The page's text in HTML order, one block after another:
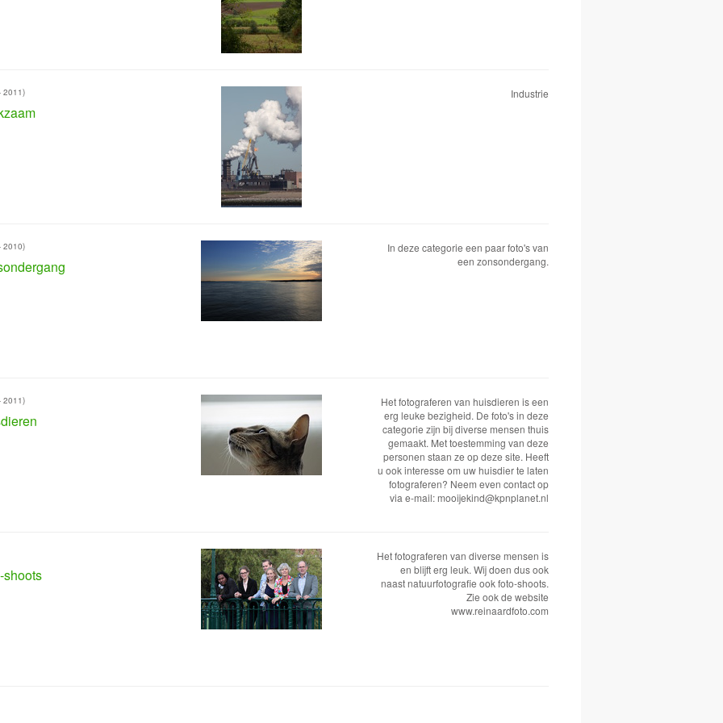
2011) Industrie
2010)
In deze categorie een paar foto's van
een zonsondergang.
2011)
Het fotograferen van huisdieren is een
erg leuke bezigheid. De foto's in deze
categorie zijn bij diverse mensen thuis
gemaakt. Met toestemming van deze
personen staan ze op deze site. Heeft
u ook interesse om uw huisdier te laten
fotograferen? Neem even contact op
via e-mail: mooijekind@kpnplanet.nl
shoots
Het fotograferen van diverse mensen is
en blijft erg leuk. Wij doen dus ook
naast natuurfotografie ook foto-shoots.
Zie ook de website
www.reinaardfoto.com